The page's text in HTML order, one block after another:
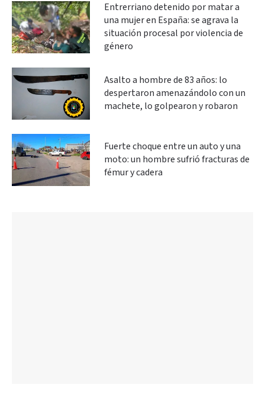
Entrerriano detenido por matar a
una mujer en España: se agrava la
situación procesal por violencia de
género
Asalto a hombre de 83 años: lo
despertaron amenazándolo con un
machete, lo golpearon y robaron
Fuerte choque entre un auto y una
moto: un hombre sufrió fracturas de
fémur y cadera